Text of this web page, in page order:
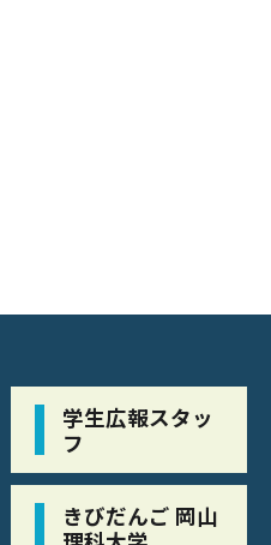
学生広報スタッ
フ
きびだんご 岡山